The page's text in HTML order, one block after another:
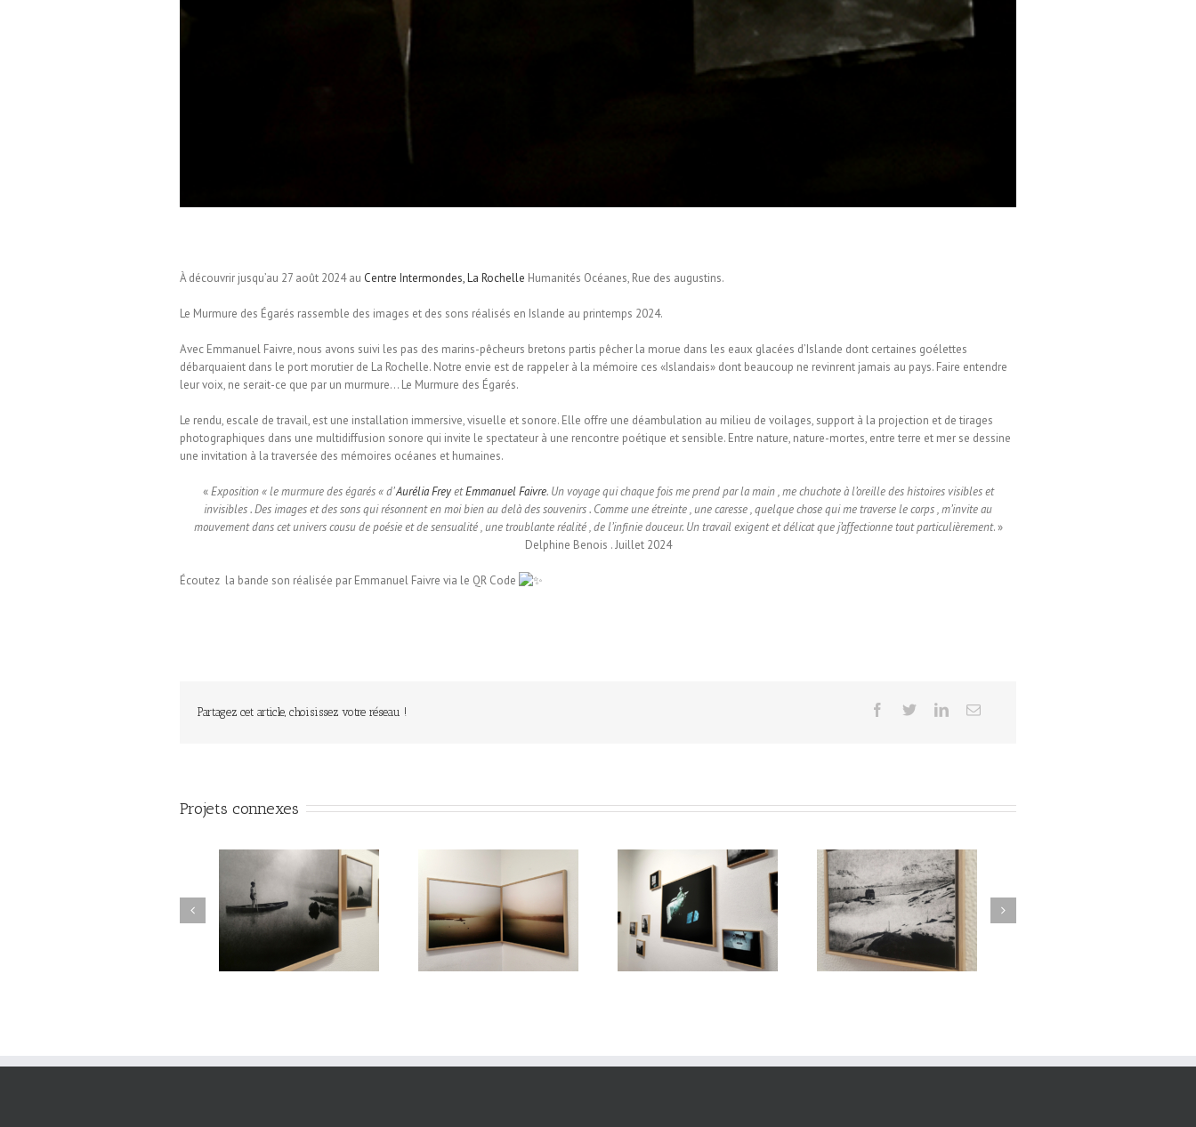
À découvrir jusqu’au 27 août 2024 au Centre Intermondes, La Rochelle Humanités Océanes, Rue des augustins.
Le Murmure des Égarés rassemble des images et des sons réalisés en Islande au printemps 2024.
Avec Emmanuel Faivre, nous avons suivi les pas des marins-pêcheurs bretons partis pêcher la morue dans les eaux glacées d’Islande dont certaines goélettes
débarquaient dans le port morutier de La Rochelle. Notre envie est de rappeler à la mémoire ces «Islandais» dont beaucoup ne revinrent jamais au pays. Faire entendre
leur voix, ne serait-ce que par un murmure… Le Murmure des Égarés.
Le rendu, escale de travail, est une installation immersive, visuelle et sonore. Elle offre une déambulation au milieu de voilages, support à la projection et de tirages
photographiques dans une multidiffusion sonore qui invite le spectateur à une rencontre poétique et sensible. Entre nature, nature-mortes, entre terre et mer se dessine
une invitation à la traversée des mémoires océanes et humaines.
«Exposition « le murmure des égarés « d’Aurélia FreyetEmmanuel Faivre. Un voyage qui chaque fois me prend par la main , me chuchote à l’oreille des histoires visibles et
invisibles . Des images et des sons qui résonnent en moi bien au delà des souvenirs . Comme une étreinte , une caresse , quelque chose qui me traverse le corps , m’invite au
mouvement dans cet univers cousu de poésie et de sensualité , une troublante réalité , de l’infinie douceur. Un travail exigent et délicat que j’affectionne tout particulièrement. »
Delphine Benois . Juillet 2024
Écoutez la bande son réalisée par Emmanuel Faivre via le QR Code
Partagez cet article, choisissez votre réseau !
Projets connexes
Réseau Lux # 1 / Itinéraires
des Photographes Voyageurs
Le Murmure des Égarés /
Réseau Lux # 1 / Itinéraires
des Photographes Voyageurs
/ Paris Novembre-décembre
2024
Le Murmure des Égarés /
des Photographes Voyageurs
/ Paris Novembre-décembre
2024
Le Murmure des Égarés /
Réseau Lux # 1 / Itinéraires
des Photographes Voyageurs
/ Paris Novembre-décembre
2024
Le Murmure des Égarés /
Réseau Lux # 1 / Itinéraires
des Photographes Voyageurs
/ Paris Novembre-décembre